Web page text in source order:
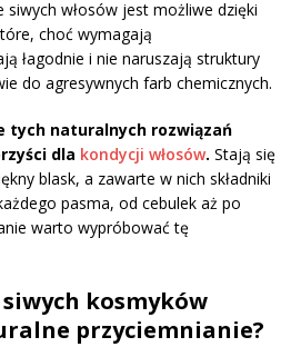
siwych włosów jest możliwe dzięki
choć wymagają
łagodnie i nie naruszają struktury
do agresywnych farb chemicznych.
tych naturalnych rozwiązań
dla kondycji włosów. Stają się
blask, a zawarte w nich składniki
pasma, od cebulek aż po
warto wypróbować tę
siwych kosmyków
przyciemnianie?